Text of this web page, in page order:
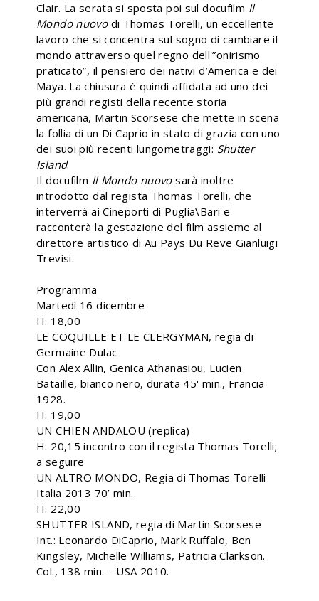
Clair. La serata si sposta poi sul docufilm Il
Mondo nuovodi Thomas Torelli, un eccellente
lavoro che si concentra sul sogno di cambiare il
mondo attraverso quel regno dell'”onirismo
praticato”, il pensiero dei nativi d’America e dei
Maya. La chiusura è quindi affidata ad uno dei
più grandi registi della recente storia
americana, Martin Scorsese che mette in scena
la follia di un Di Caprio in stato di grazia con uno
dei suoi più recenti lungometraggi: Shutter
Island.
Il docufilm Il Mondo nuovosarà inoltre
introdotto dal regista Thomas Torelli, che
interverrà ai Cineporti di Puglia\Bari e
racconterà la gestazione del film assieme al
direttore artistico di Au Pays Du Reve Gianluigi
Trevisi.
Programma
Martedì 16 dicembre
H. 18,00
LE COQUILLE ET LE CLERGYMAN, regia di
Germaine Dulac
Con Alex Allin, Genica Athanasiou, Lucien
Bataille, bianco nero, durata 45' min., Francia
1928.
H. 19,00
UN CHIEN ANDALOU (replica)
H. 20,15 incontro con il regista Thomas Torelli;
a seguire
UN ALTRO MONDO, Regia di Thomas Torelli
Italia 2013 70’ min.
H. 22,00
SHUTTER ISLAND, regia di Martin Scorsese
Int.: Leonardo DiCaprio, Mark Ruffalo, Ben
Kingsley, Michelle Williams, Patricia Clarkson.
Col., 138 min. – USA 2010.